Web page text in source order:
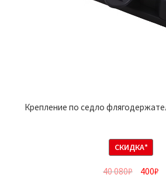
Крепление по седло
СКИДКА*
40 080₽ 400₽